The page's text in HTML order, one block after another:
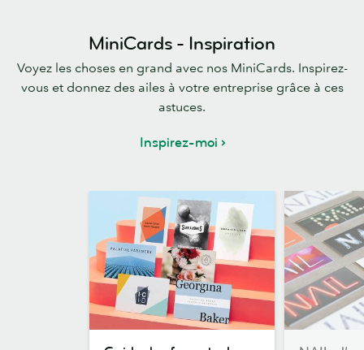
MiniCards - Inspiration
Voyez les choses en grand avec nos MiniCards. Inspirez-
vous et donnez des ailes à votre entreprise grâce à ces
astuces.
Inspirez-moi